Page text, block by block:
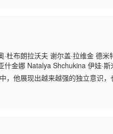
杜布朗拉沃夫 谢尔盖·拉维金 德米
什金娜 Natalya Shchukina 伊娃·斯
Cherednik Ilya Kondratenko
，他展现出越来越强的独立意识，
猴的小镇生活平静又幸福，充满